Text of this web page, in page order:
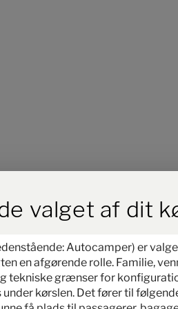
Trin 1 / 10
zum
valget af dit
Autocamper) er
en afgørende rolle. Familie,
tekniske grænser for
kørslen. Det fører til